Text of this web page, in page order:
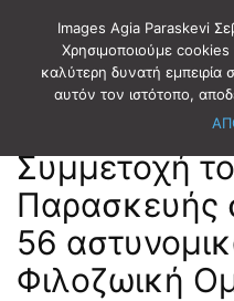
Αρχική ΕΚΔΗΛΩΣΕΙΣ
Συμμετοχή
Παρασκευής
56
Φιλοζωική
Images Agia Paraskevi
Χρησιμοποιούμε
καλύτερη δυνατή εμπειρία
αυτόν τον ιστότοπο,